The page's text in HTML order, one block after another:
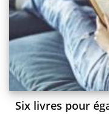
Six livres pour